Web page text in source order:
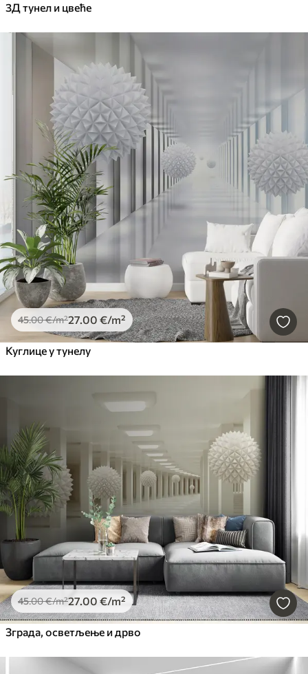
3Д тунел и цвеће
45.00€/m²27.00 €/m²
Куглице у тунелу
45.00€/m²27.00 €/m²
Зграда, осветљење и дрво